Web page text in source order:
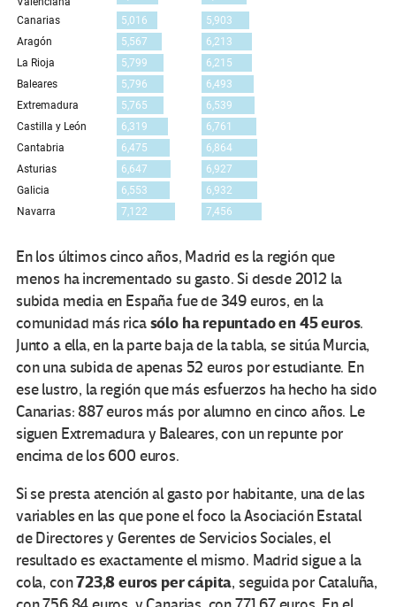
En los últimos cinco años, Madrid es la región que
menos ha incrementado su gasto. Si desde 2012 la
subida media en España fue de 349 euros, en la
comunidad más ricasólo ha repuntado en 45 euros.
Junto a ella, en la parte baja de la tabla, se sitúa Murcia,
con una subida de apenas 52 euros por estudiante. En
ese lustro, la región que más esfuerzos ha hecho ha sido
Canarias: 887 euros más por alumno en cinco años. Le
siguen Extremadura y Baleares, con un repunte por
encima de los 600 euros.
Si se presta atención al gasto por habitante, una de las
variables en las que pone el foco la Asociación Estatal
de Directores y Gerentes de Servicios Sociales, el
resultado es exactamente el mismo. Madrid sigue a la
cola, con723,8 euros per cápita, seguida por Cataluña,